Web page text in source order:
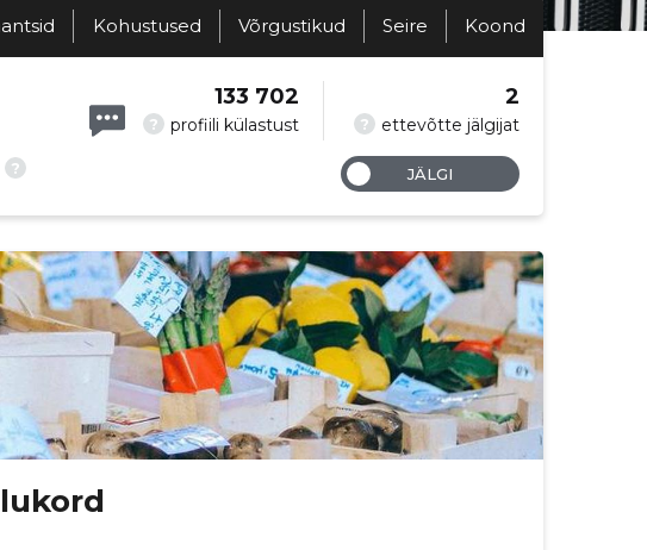
Kohustused Võrgustikud Seire Koond
?
? profiili külastust
133 702
? ettevõtte jälgijat
2
JÄLGI